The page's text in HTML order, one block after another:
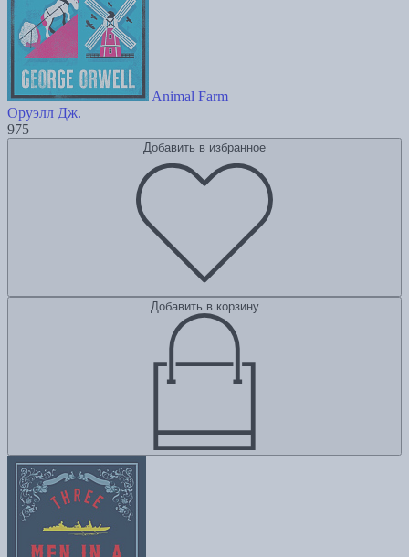
Animal Farm
Оруэлл Дж.
975
Добавить в избранное
Добавить в корзину